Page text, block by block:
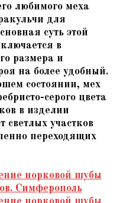
любимого меха
для
суть этой
в
размера и
на более удобный.
состоянии, мех
серого цвета
в изделии
светлых участков
переходящих